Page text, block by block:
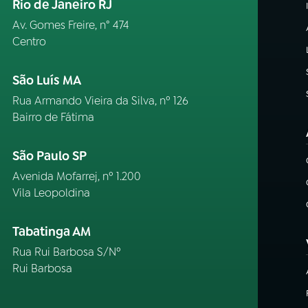
Rio de Janeiro RJ
Av. Gomes Freire, n° 474
Centro
São Luís MA
Rua Armando Vieira da Silva, nº 126
Bairro de Fátima
São Paulo SP
Avenida Mofarrej, nº 1.200
Vila Leopoldina
Tabatinga AM
Rua Rui Barbosa S/Nº
Rui Barbosa